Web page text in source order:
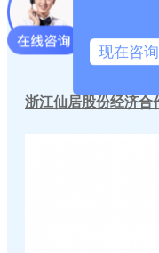
现在咨询